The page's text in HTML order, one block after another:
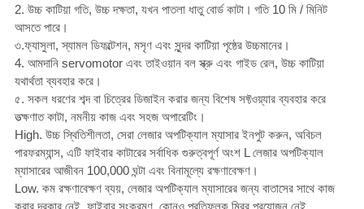
2. উচ্চ কাটিয়া গতি, উচ্চ দক্ষতা, যখন পাতলা ধাতু বোর্ড কাটা। গতি 10 মি / মিনিট
আসতে পারে।
৩.ফ্যাসুলা, স্যামল ডিফল্টেশন, মসৃণ এবং সুন্দর কাটিয়া পৃষ্ঠের উচ্চমানের।
4. আমদানি servomotor এবং তাইওয়ান বল স্ক্রু এবং গাইড রেল, উচ্চ কাটিয়া
যথার্থতা ব্যবহার করে।
৫. সকল ধরণের শব্দ বা চিত্রের ডিজাইন করার জন্য বিশেষ সফ্টওয়্যার ব্যবহার করে
তত্ক্ষণাত কাটা, নমনীয় কাজ এবং সহজ অপারেটিং।
High. উচ্চ স্থিতিশীলতা, সেরা লেজার অপটিক্যাল ম্যাসার ইনপুট করুন, অবিচল
পারফরম্যান্স, এটি ফাইবার কাটারের সর্বাধিক গুরুত্বপূর্ণ অংশ L লেজার অপটিক্যাল
ম্যাসারের আজীবন 100,000 ঘন্টা এবং বিনামূল্যে রক্ষণাবেক্ষণ।
Low. কম রক্ষণাবেক্ষণ ব্যয়, লেজার অপটিক্যাল ম্যাসারের জন্য বাতাসের সাথে কাজ